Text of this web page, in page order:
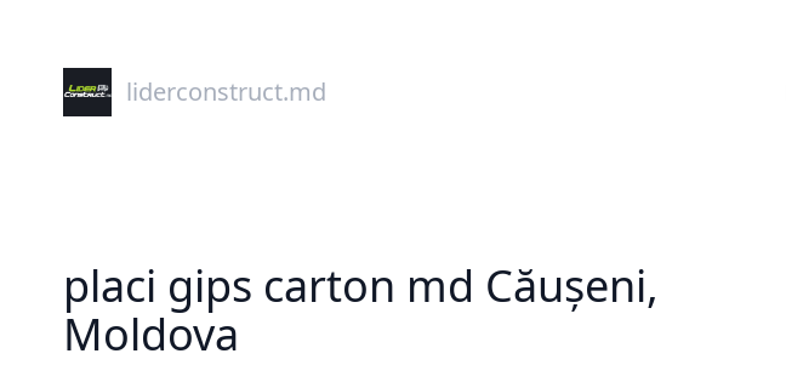
liderconstruct.md
placi gips carton md Căușeni,
Moldova